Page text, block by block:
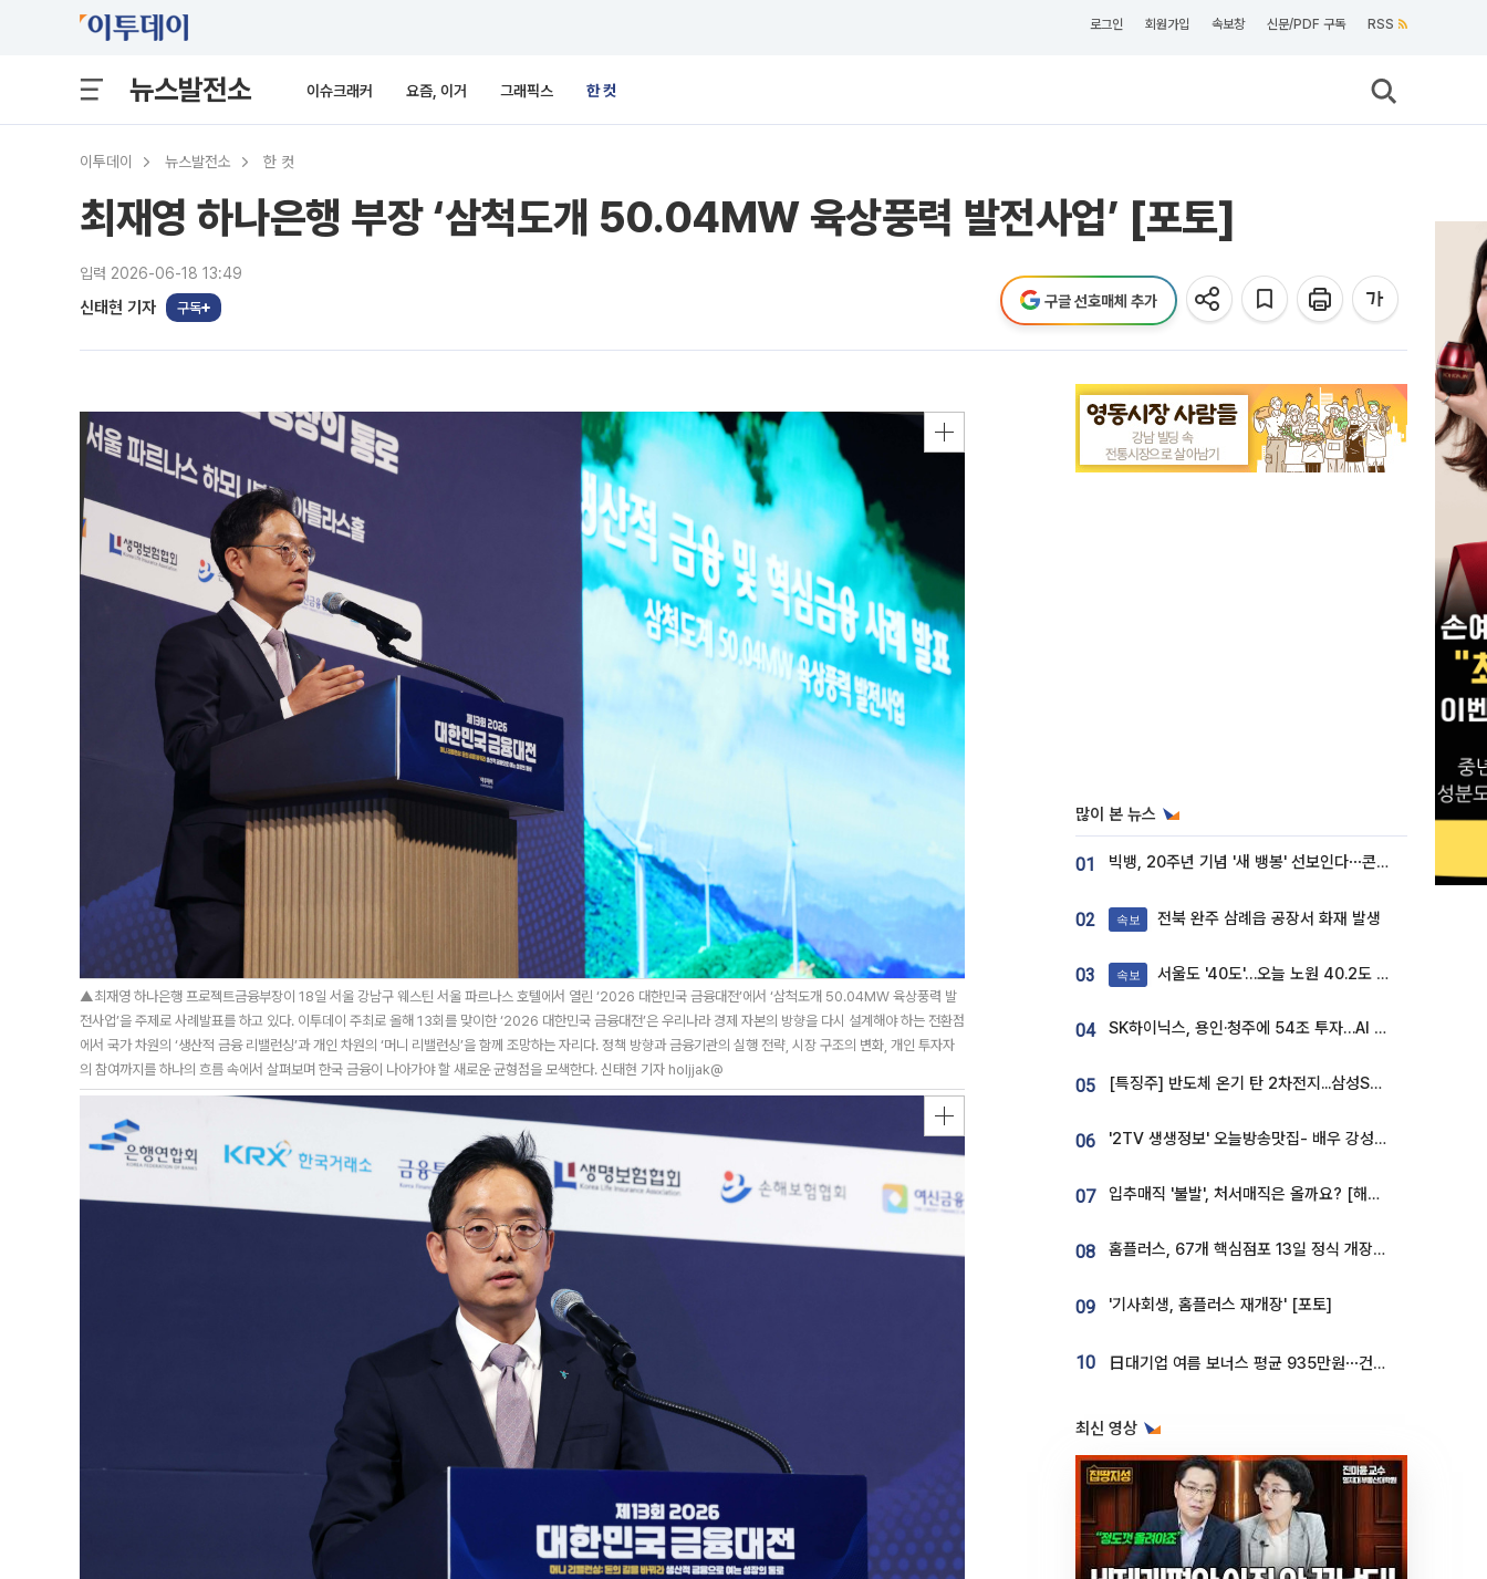
로그인 회원가입 속보창 신문/PDF 구독 RSS
뉴스발전소 이슈크래커 요즘, 이거 그래픽스 한 컷
이투데이 뉴스발전소 한 컷
최재영 하나은행 부장 ‘삼척도개 50.04MW 육상풍력 발전사업’ [포토]
입력 2026-06-18 13:49
신태현 기자 구독 구글 선호매체 추가
▲최재영 하나은행 프로젝트금융부장이 18일 서울 강남구 웨스틴 서울 파르나스 호텔에서 열린 ‘2026 대한민국 금융대전’에서 ‘삼척도개 50.04MW 육상풍력 발
전사업’을 주제로 사례발표를 하고 있다. 이투데이 주최로 올해 13회를 맞이한 ‘2026 대한민국 금융대전’은 우리나라 경제 자본의 방향을 다시 설계해야 하는 전환점
에서 국가 차원의 ‘생산적 금융 리밸런싱’과 개인 차원의 ‘머니 리밸런싱’을 함께 조망하는 자리다. 정책 방향과 금융기관의 실행 전략, 시장 구조의 변화, 개인 투자자
의 참여까지를 하나의 흐름 속에서 살펴보며 한국 금융이 나아가야 할 새로운 균형점을 모색한다. 신태현 기자 holjjak@
많이 본 뉴스
01 빅뱅, 20주년 기념 '새 뱅봉' 선보인다⋯콘서트 앞두고 팝업 개최
02 속보 전북 완주 삼례읍 공장서 화재 발생
03 속보 서울도 '40도'…오늘 노원 40.2도 기록
04 SK하이닉스, 용인·청주에 54조 투자…AI 메모리 생산기지 키운다
05 [특징주] 반도체 온기 탄 2차전지...삼성SDI, 장 초반 7% 넘게 껑충
06 '2TV 생생정보' 오늘방송맛집- 배우 강성진 단골! 쌀국수ㆍ푸팟퐁 커리 맛집 '블○○○'
07 입추매직 '불발', 처서매직은 올까요? [해시태그]
08 홈플러스, 67개 핵심점포 13일 정식 개장…영업 재개 속도
09 '기사회생, 홈플러스 재개장' [포토]
10 日대기업 여름 보너스 평균 935만원⋯건설회사 1800만 넘어
최신 영상